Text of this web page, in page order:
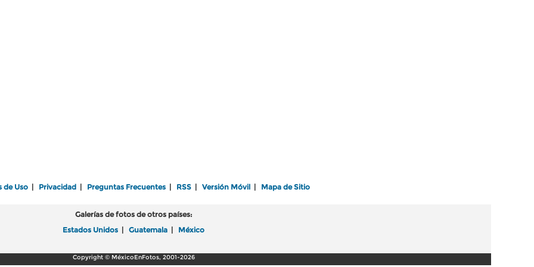
de Uso Privacidad Preguntas Frecuentes RSS Versión Móvil Mapa de Sitio
Galerías de fotos de otros países:
Estados Unidos
Guatemala México
Copyright © MéxicoEnFotos, 2001-2026